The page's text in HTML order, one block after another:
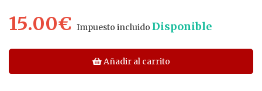
15.00€ Impuesto incluido Disponible
Añadir al carrito